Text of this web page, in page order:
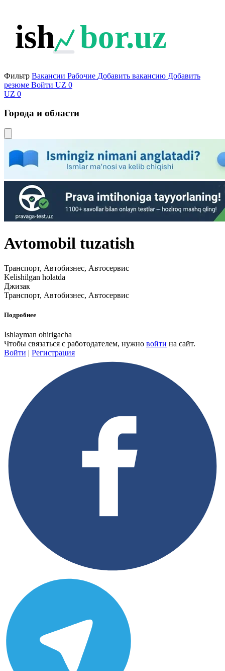
ish bor.uz
Фильтр Вакансии Рабочие Добавить вакансию Добавить
резюме Войти UZ 0
UZ 0
Города и области
Avtomobil tuzatish
Транспорт, Автобизнес, Автосервис
Kelishilgan holatda
Джизак
Транспорт, Автобизнес, Автосервис
Подробнее
Ishlayman ohirigacha
Чтобы связаться с работодателем, нужно войти на сайт.
Войти | Регистрация